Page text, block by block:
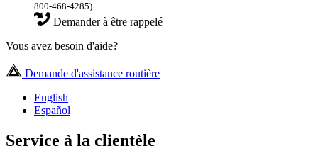
800-468-4285)
Demander à être rappelé
Vous avez besoin d'aide?
Demande d'assistance routière
English
Español
Service à la clientèle